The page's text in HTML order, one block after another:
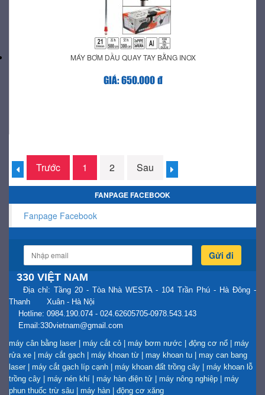
MÁY BƠM DẦU QUAY TAY BẰNG INOX
GIÁ: 650.000 đ
Trước 1 2 Sau
FANPAGE FACEBOOK
Fanpage Facebook
Gửi đi
330 VIỆT NAM
Địa chỉ: Tầng 20 - Tòa Nhà WESTA - 104 Trần Phú - Hà Đông -
Thanh Xuân - Hà Nội
Hotline: 0984.190.074 - 024.62605705-0978.543.143
Email:330vietnam@gmail.com
máy cân bằng laser | máy cắt cỏ | máy bơm nước | động cơ nổ | máy
rửa xe | máy cắt gạch | máy khoan từ | may khoan tu | may can bang
laser | máy cắt gạch líp cạnh | máy khoan đất trồng cây | máy khoan lỗ
trồng cây | máy nén khí | máy hàn điện tử | máy nông nghiệp | máy
phun thuốc trừ sâu | máy hàn | động cơ xăng